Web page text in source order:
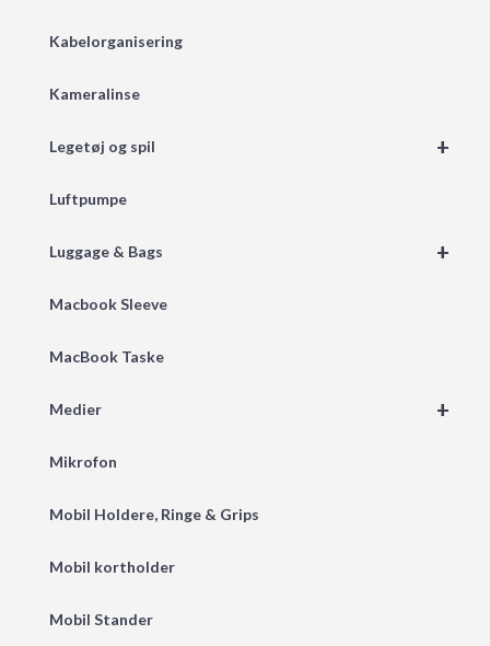
Kabelorganisering
Kameralinse
+
Legetøj og spil
Luftpumpe
+
Luggage & Bags
Macbook Sleeve
MacBook Taske
+
Medier
Mikrofon
Mobil Holdere, Ringe & Grips
Mobil kortholder
Mobil Stander